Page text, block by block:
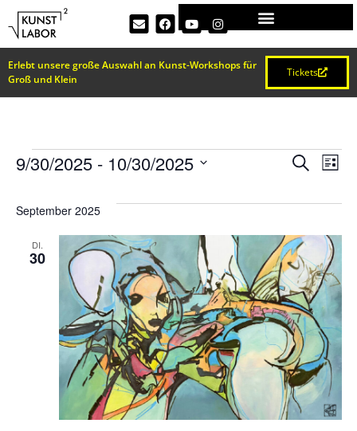
Erlebt unsere große Auswahl an Kunst-Workshops für
Groß und Klein
Tickets
UND
SucheListe
9/30/2025 - 10/30/2025
September 2025
DI.
30